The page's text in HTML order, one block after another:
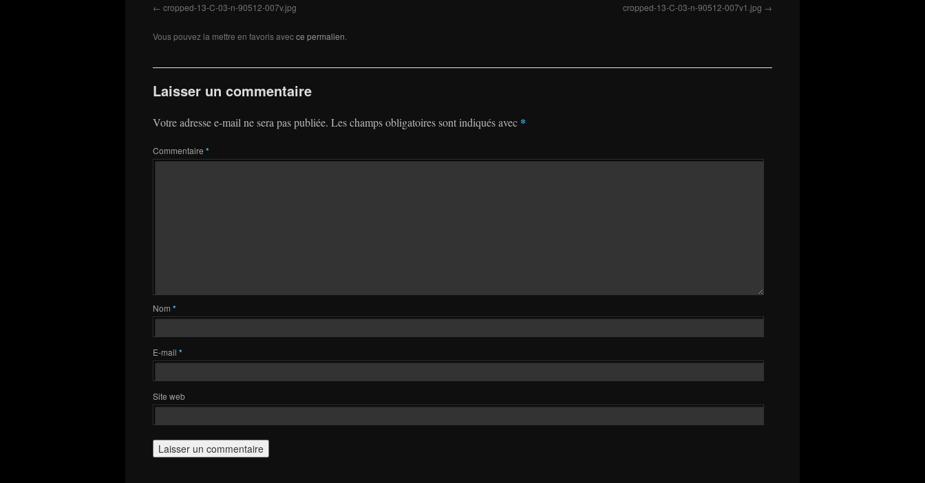
cropped-13-C-03-n-90512-007v.jpg cropped-13-C-03-n-90512-007v1.jpg
Vous pouvez la mettre en favoris avecce permalien
Laisser un commentaire
Votre adresse e-mail ne sera pas publiée. Les champs obligatoires sont indiqués avec *
Commentaire *
Nom *
E-mail *
Site web